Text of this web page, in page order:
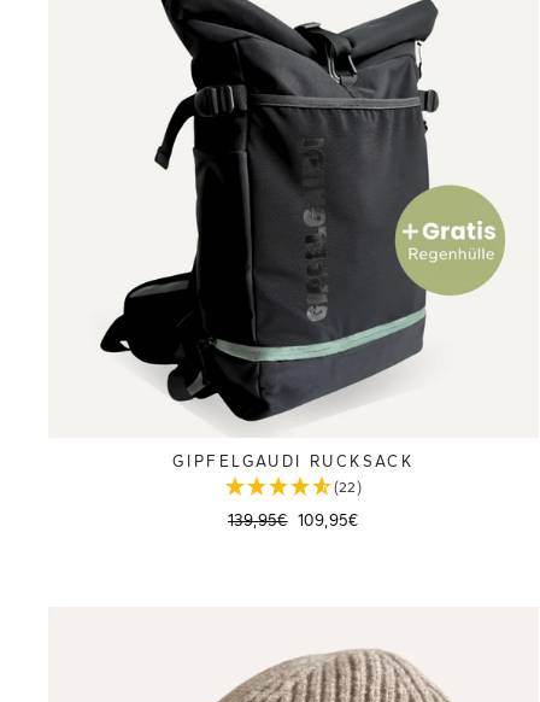
GIPFELGAUDI RUCKSACK
(22)
Normaler
139,95€ Sonderpreis
109,95€